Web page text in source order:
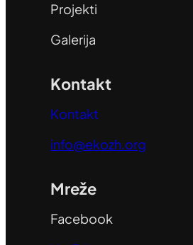
Projekti
Galerija
Kontakt
Kontakt
info@ekozh.org
Mreže
Facebook